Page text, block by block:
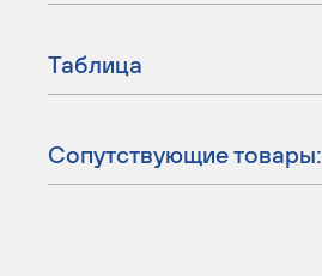
Таблица
Сопутствующие товары: